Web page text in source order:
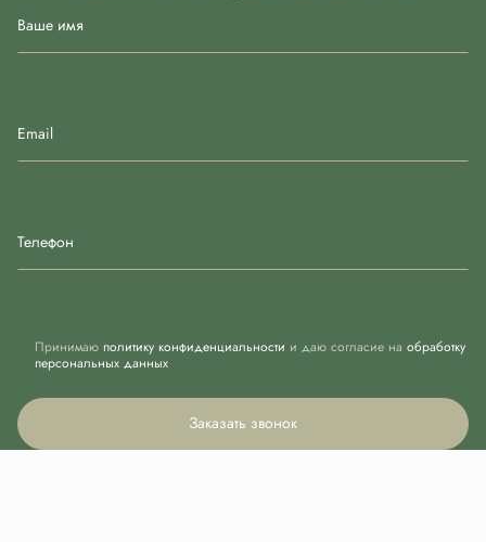
Ваше имя
Email
Телефон
Принимаю политику конфиденциальности и даю согласие на обработку
персональных данных
Заказать звонок